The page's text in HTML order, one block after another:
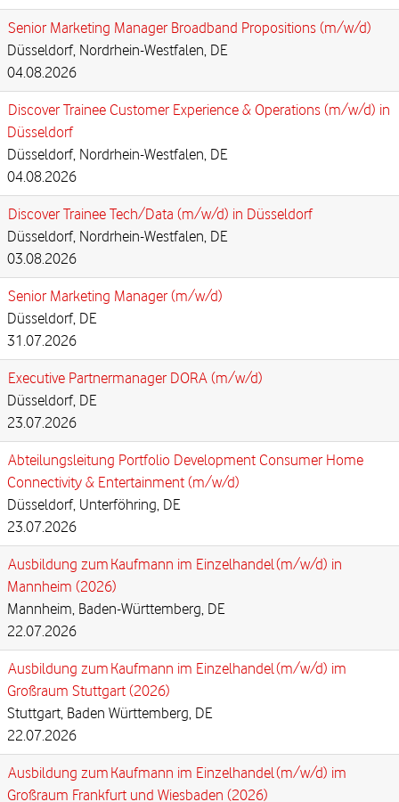
Senior Marketing Manager Broadband Propositions (m/w/d)
Düsseldorf, Nordrhein-Westfalen, DE
04.08.2026
Discover Trainee Customer Experience & Operations (m/w/d) in
Düsseldorf
Düsseldorf, Nordrhein-Westfalen, DE
04.08.2026
Discover Trainee Tech/Data (m/w/d) in Düsseldorf
Düsseldorf, Nordrhein-Westfalen, DE
03.08.2026
Senior Marketing Manager (m/w/d)
Düsseldorf, DE
31.07.2026
Executive Partnermanager DORA (m/w/d)
Düsseldorf, DE
23.07.2026
Abteilungsleitung Portfolio Development Consumer Home
Connectivity & Entertainment (m/w/d)
Düsseldorf, Unterföhring, DE
23.07.2026
Ausbildung zum Kaufmann im Einzelhandel (m/w/d) in
Mannheim (2026)
Mannheim, Baden-Württemberg, DE
22.07.2026
Ausbildung zum Kaufmann im Einzelhandel (m/w/d) im
Großraum Stuttgart (2026)
Stuttgart, Baden Württemberg, DE
22.07.2026
Ausbildung zum Kaufmann im Einzelhandel (m/w/d) im
Großraum Frankfurt und Wiesbaden (2026)